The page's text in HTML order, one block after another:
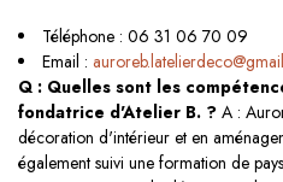
Téléphone : 06 31 06 70 09
Email :
Q : Quelles sont les
fondatrice d'Atelier B. ? A :
décoration d'intérieur et en
également suivi une formation de